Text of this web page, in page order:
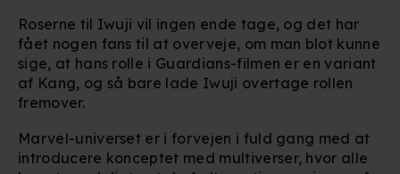
Roserne til Iwuji vil ingen ende tage, og det har
fået nogen fans til at overveje, om man blot kunne
sige, at hans rolle i Guardians-filmen er en variant
af Kang, og så bare lade Iwuji overtage rollen
fremover.
Marvel-universet er i forvejen i fuld gang med at
introducere konceptet med multiverser, hvor alle